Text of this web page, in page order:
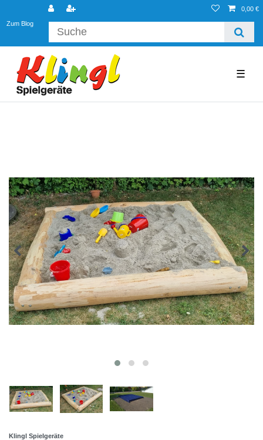
Zum Blog
0,00 €
☰
Klingl Spielgeräte